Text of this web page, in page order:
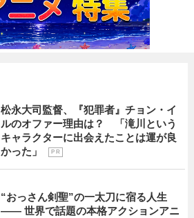
松永大司監督、『犯罪者』チョン・イ
ルのオファー理由は？ 「滝川という
キャラクターに出会えたことは運が良
かった」
P R
“おっさん剣聖”の一太刀に宿る人生
―― 世界で話題の本格アクションアニ